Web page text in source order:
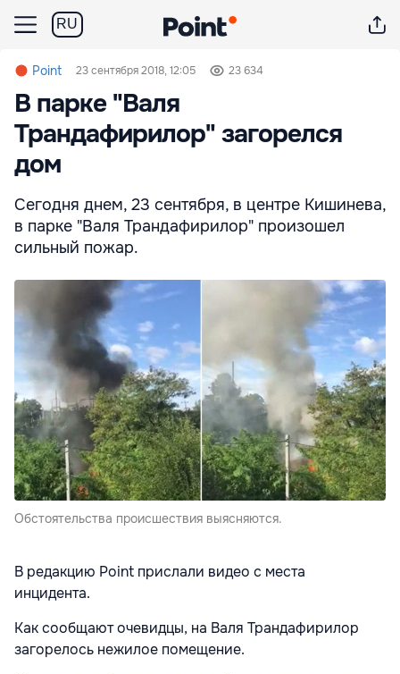
RU
Point 23 сентября 2018, 12:05 23 634
В парке "Валя
Трандафирилор" загорелся
дом
Сегодня днем, 23 сентября, в центре Кишинева,
в парке "Валя Трандафирилор" произошел
сильный пожар.
Обстоятельства происшествия выясняются.
В редакцию Point прислали видео с места
инцидента.
Как сообщают очевидцы, на Валя Трандафирилор
загорелось нежилое помещение.